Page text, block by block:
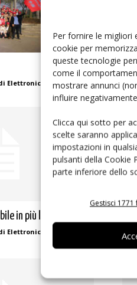
Per fornire le migliori
cookie per
queste tecnologie
come il
mostrare annunci
influire
Clicca qui sotto per
scelte saranno
impostazioni in
pulsanti della Cookie
parte inferiore dello
Gestisci
Elettronica 3 Aprile 2018
in più lingue
Elettronica